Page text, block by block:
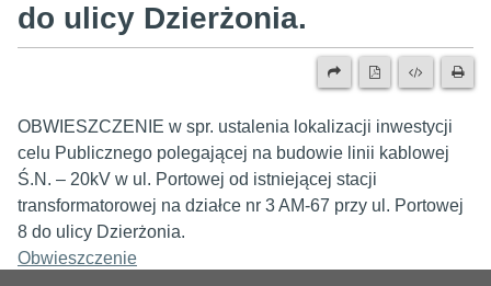
do ulicy Dzierżonia.
OBWIESZCZENIE w spr. ustalenia lokalizacji inwestycji
celu Publicznego polegającej na budowie linii kablowej
Ś.N. – 20kV w ul. Portowej od istniejącej stacji
transformatorowej na działce nr 3 AM-67 przy ul. Portowej
8 do ulicy Dzierżonia.
Obwieszczenie